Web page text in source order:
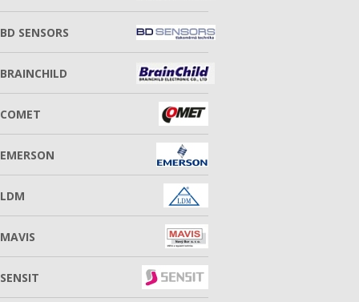
BD SENSORS
BRAINCHILD
COMET
EMERSON
LDM
MAVIS
SENSIT